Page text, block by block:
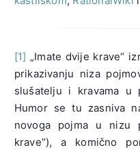
[1] „Imate dvije krave“
prikazivanju niza
slušatelju i kravama u
Humor se tu zasniva
novoga pojma u nizu
krave“), a komično